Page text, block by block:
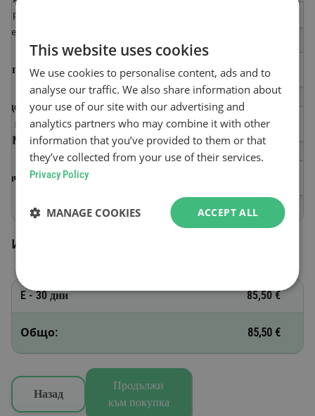
Държавата, в която е регистрирано
превозното средство
Регистрационен номер
Идентификационен номер
на превозното средство
(VIN)
Начало на валидността
Избрани винетки
E - 30 дни 85,50 €
Общо: 85,50 €
Назад
Продължи
към покупка
This website uses cookies
We use cookies to personalise content, ads and to
analyse our traffic. We also share information about
your use of our site with our advertising and
analytics partners who may combine it with other
information that you’ve provided to them or that
they’ve collected from your use of their services.
Privacy Policy
ACCEPT ALL
MANAGE COOKIES